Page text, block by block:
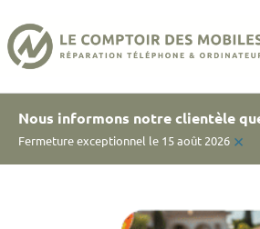
Nous informons notre clientèle
Fermeture exceptionnel le 15 août 2026 ×